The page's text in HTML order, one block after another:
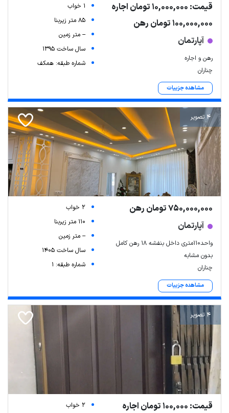
قیمت: 10,000,000 تومان اجاره
100,000,000 تومان رهن
آپارتمان
رهن و اجاره
چناران
مشاهده جزییات
1 خواب
85 متر زیربنا
-- متر زمین
سال ساخت 1395
شماره طبقه: همکف
4 تصویر
750,000,000 تومان رهن
آپارتمان
واحد۱۱۰متری داخل بنفشه ۱۸ رهن کامل
بدون مشابه
چناران
مشاهده جزییات
2 خواب
110 متر زیربنا
-- متر زمین
سال ساخت 1405
شماره طبقه: 1
4 تصویر
قیمت: 100,000 تومان اجاره
2 خواب